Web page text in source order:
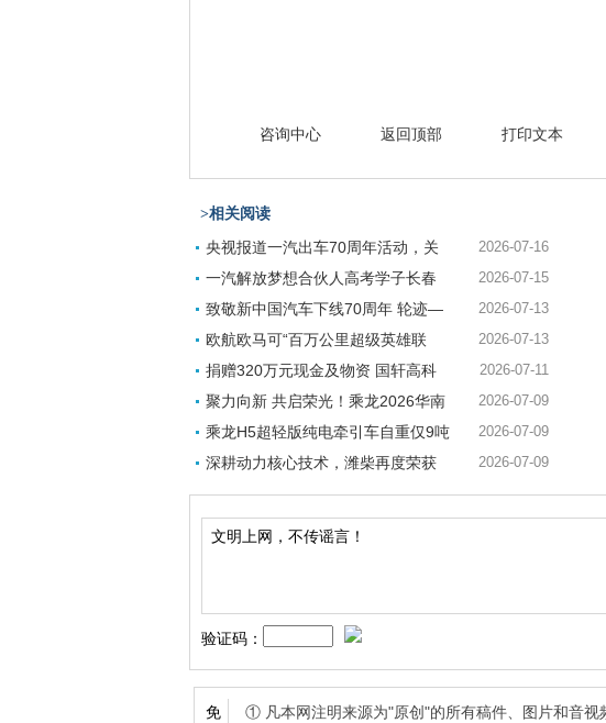
咨询中心 返回顶部 打印文本
>相关阅读
央视报道一汽出车70周年活动，关 2026-07-16
一汽解放梦想合伙人高考学子长春 2026-07-15
致敬新中国汽车下线70周年 轮迹— 2026-07-13
欧航欧马可“百万公里超级英雄联 2026-07-13
捐赠320万元现金及物资 国轩高科 2026-07-11
聚力向新 共启荣光！乘龙2026华南 2026-07-09
乘龙H5超轻版纯电牵引车自重仅9吨 2026-07-09
深耕动力核心技术，潍柴再度荣获 2026-07-09
验证码：
免 ① 凡本网注明来源为"原创"的所有稿件、图片和音视